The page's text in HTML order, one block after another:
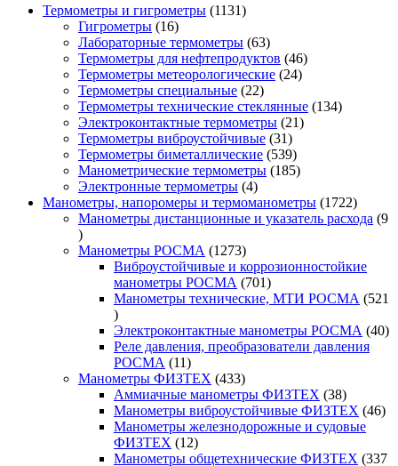
Термометры и гигрометры 11311131
Гигрометры 1616
товаров
Лабораторные термометры 6363
товара
Термометры для нефтепродуктов 4646
Термометры метеорологические 2424
Термометры специальные 2222
товара
Термометры технические стеклянные 134134
Электроконтактные термометры 2121
Термометры виброустойчивые 3131
товар
Термометры биметаллические 539539
товаров
Манометрические термометры 185185
Электронные термометры 44
товара
Манометры, напоромеры и термоманометры 17221722
товара
Манометры дистанционные и указатель расхода 9
9
товаров
Манометры РОСМА 12731273
товара
Виброустойчивые и коррозионностойкие
манометры РОСМА
701701
товар
Манометры технические, МТИ РОСМА
521
521
товар
Электроконтактные манометры РОСМА 4040
Реле давления, преобразователи давления
РОСМА
1111
товаров
Манометры ФИЗТЕХ 433433
товара
Аммиачные манометры ФИЗТЕХ 3838
товаров
Манометры виброустойчивые ФИЗТЕХ 4646
Манометры железнодорожные и судовые
ФИЗТЕХ
1212
товаров
Манометры общетехнические ФИЗТЕХ 337